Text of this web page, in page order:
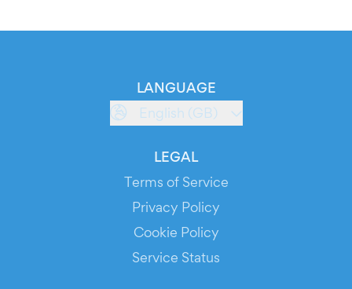
LANGUAGE
English (GB)
LEGAL
Terms of Service
Privacy Policy
Cookie Policy
Service Status